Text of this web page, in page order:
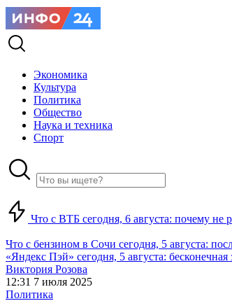
Экономика
Культура
Политика
Общество
Наука и техника
Спорт
Что с ВТБ сегодня, 6 августа: почему не
Что с бензином в Сочи сегодня, 5 августа:
«Яндекс Пэй» сегодня, 5 августа: бесконечная
Виктория Розова
12:31 7 июля 2025
Политика